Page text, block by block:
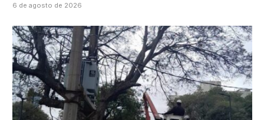
6 de agosto de 2026